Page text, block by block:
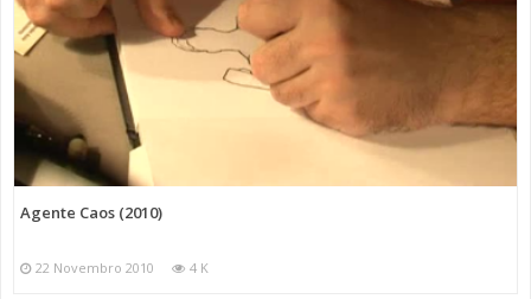
Agente Caos (2010)
22 Novembro 2010 4 K